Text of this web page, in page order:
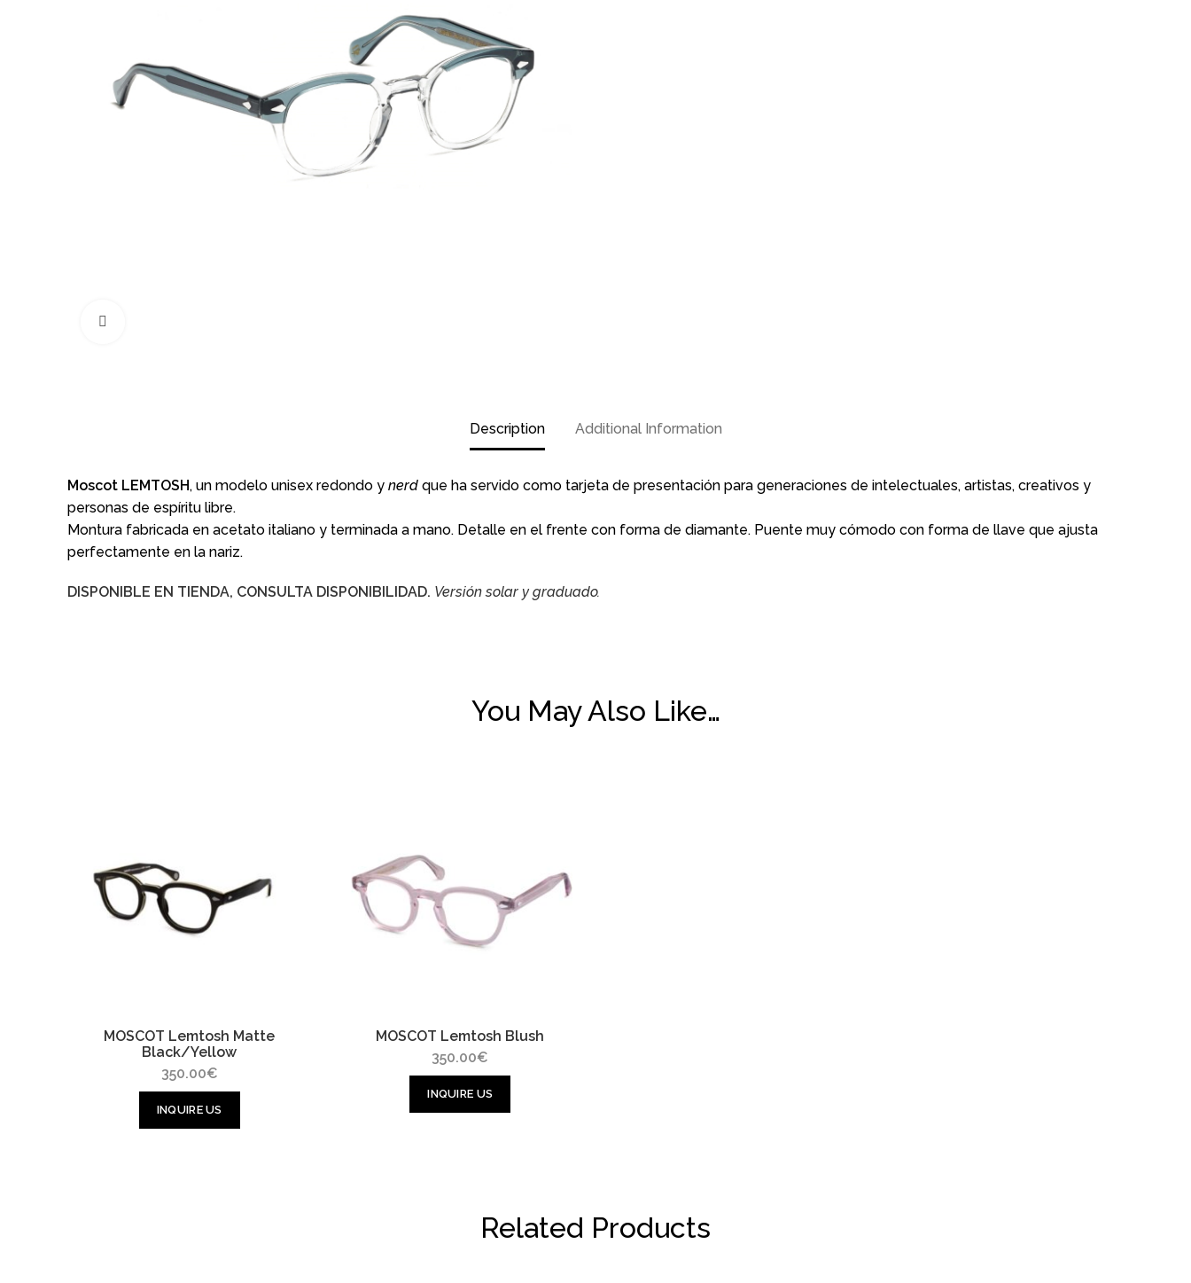
Description Additional Information
Moscot LEMTOSH, un modelo unisex redondo y nerd que ha servido como tarjeta de presentación para generaciones de intelectuales, artistas, creativos y
personas de espíritu libre.
Montura fabricada en acetato italiano y terminada a mano. Detalle en el frente con forma de diamante. Puente muy cómodo con forma de llave que ajusta
perfectamente en la nariz.
DISPONIBLE EN TIENDA, CONSULTA DISPONIBILIDAD. Versión solar y graduado.
You May Also Like…
MOSCOT Lemtosh Matte
Black/Yellow
350.00€
INQUIRE US
MOSCOT Lemtosh Blush
350.00€
INQUIRE US
Related Products